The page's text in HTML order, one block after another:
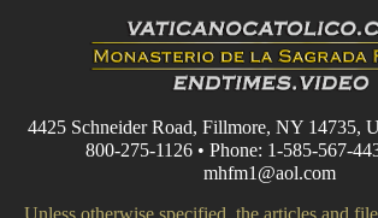
4425 Schneider Road, Fillmore, NY 14735,
800-275-1126 • Phone: 1-585-567-
mhfm1@aol.com
Unless otherwise specified, the articles and